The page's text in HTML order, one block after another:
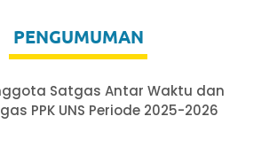
PENGUMUMAN
Satgas Antar Waktu dan
PPK UNS Periode 2025-2026